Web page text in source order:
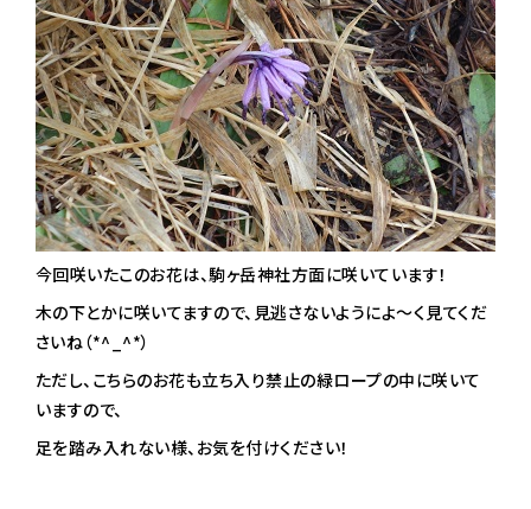
今回咲いたこのお花は、駒ヶ岳神社方面に咲いています！
木の下とかに咲いてますので、見逃さないようによ～く見てくだ
さいね（*^_^*）
ただし、こちらのお花も立ち入り禁止の緑ロープの中に咲いて
いますので、
足を踏み入れない様、お気を付けください！